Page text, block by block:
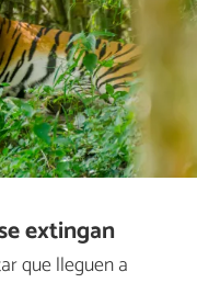
extingan
que lleguen a